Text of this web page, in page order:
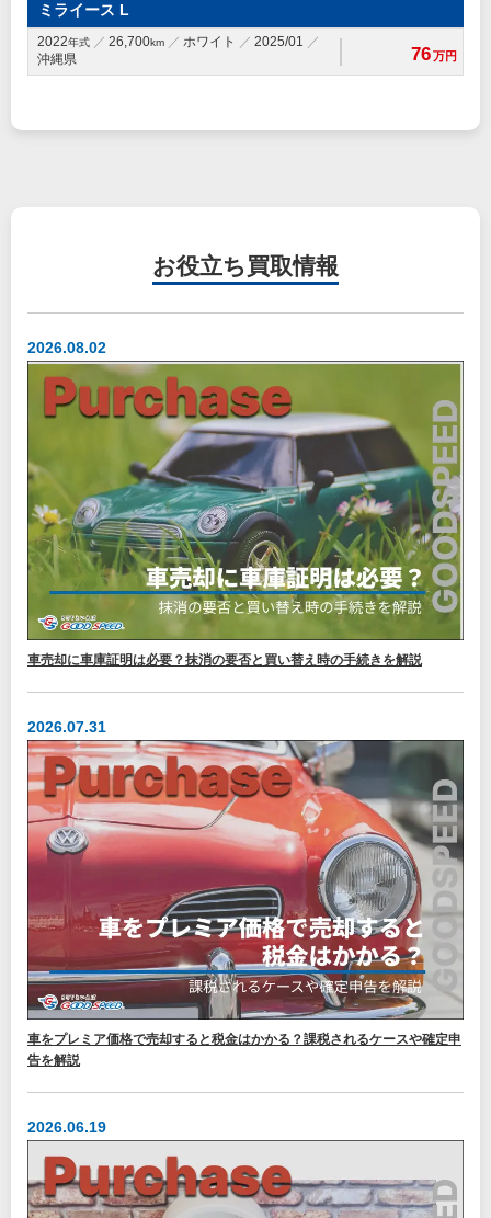
ミライース L
2022年式 26,700km ホワイト
2025/01
沖縄県
76万円
お役立ち 買取情報
2026.08.02
車売却に車庫証明は必要？抹消の要否と買い替え時の手続きを解説
2026.07.31
車をプレミア価格で売却すると税金はかかる？課税されるケースや確定申
告を解説
2026.06.19